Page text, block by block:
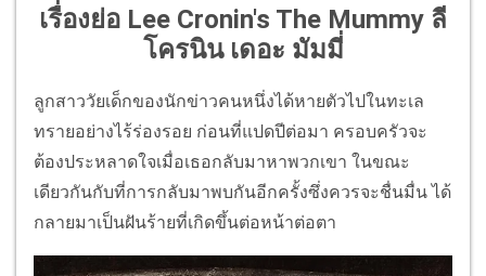
เรื่องย่อ Lee Cronin's The Mummy ลี
โครนิน เดอะ มัมมี่
ลูกสาววัยเด็กของนักข่าวคนหนึ่งได้หายตัวไปในทะเล
ทรายอย่างไร้ร่องรอย ก่อนที่แปดปีต่อมา ครอบครัวจะ
ต้องประหลาดใจเมื่อเธอกลับมาหาพวกเขา ในขณะ
เดียวกันกับที่การกลับมาพบกันอีกครั้งซึ่งควรจะชื่นมื่น ได้
กลายมาเป็นฝันร้ายที่เกิดขึ้นต่อหน้าต่อตา